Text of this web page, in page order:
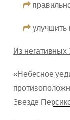
улучшить
Из негативных
«Небесное
Звезде